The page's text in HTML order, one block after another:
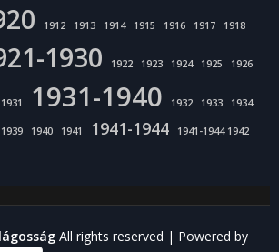
1912 1913 1914 1915 1916 1917 1918
1930 1922 1923 1924 1925 1926
1931 1931-1940 1932 1933 1934
1939 1940 1941 1941-1944
1941-1944 1942
All rights reserved | Powered by